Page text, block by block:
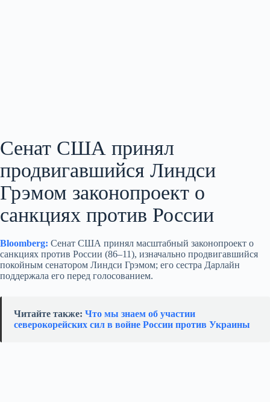
Сенат США принял
продвигавшийся Линдси
Грэмом законопроект о
санкциях против России
Bloomberg: Сенат США принял масштабный законопроект о
санкциях против России (86–11), изначально продвигавшийся
покойным сенатором Линдси Грэмом; его сестра Дарлайн
поддержала его перед голосованием.
Читайте также: Что мы знаем об участии
северокорейских сил в войне России против Украины